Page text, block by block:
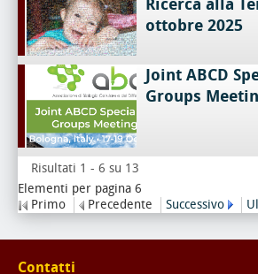
Ricerca alla
ottobre 2025
Joint ABCD
Groups
Risultati 1 - 6 su 13
Elementi per pagina 6
Primo
Precedente Successivo
Contatti